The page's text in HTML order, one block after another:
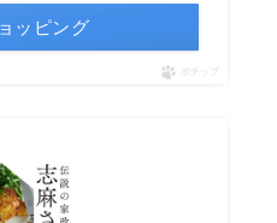
ッピング
ポチップ